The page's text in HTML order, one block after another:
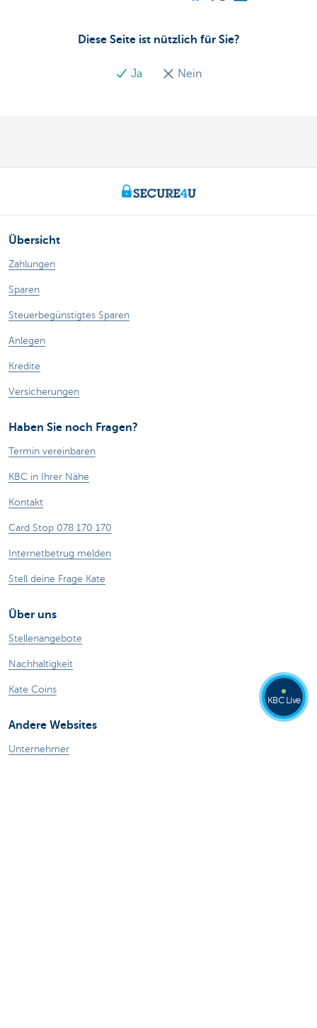
Diese Seite ist nützlich für Sie?
Ja Nein
Übersicht
Zahlungen
Sparen
Steuerbegünstigtes Sparen
Anlegen
Kredite
Versicherungen
Haben Sie noch Fragen?
Termin vereinbaren
KBC in Ihrer Nähe
Kontakt
Card Stop 078 170 170
Internetbetrug melden
Stell deine Frage Kate
Über uns
Stellenangebote
Nachhaltigkeit
Kate Coins
Andere Websites
Unternehmer
KBC Live